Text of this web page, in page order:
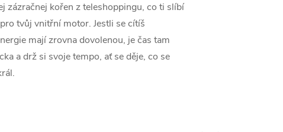
zázračnej kořen z teleshoppingu, co ti slíbí
tvůj vnitřní motor. Jestli se cítíš
mají zrovna dovolenou, je čas tam
a drž si svoje tempo, ať se děje, co se